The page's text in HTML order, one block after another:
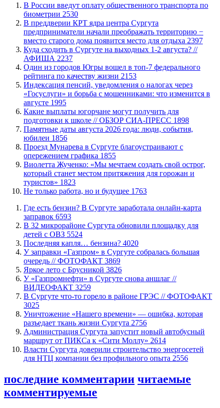
В России введут оплату общественного транспорта по
биометрии 2530
​В преддверии КРТ ядра центра Сургута
предприниматели начали преображать территорию −
вместо старого дома появится место для отдыха 2397
​Куда сходить в Сургуте на выходных 1-2 августа? //
АФИША 2237
Один из городов Югры вошел в топ-7 федерального
рейтинга по качеству жизни 2153
​Индексация пенсий, уведомления о налогах через
«Госуслуги» и борьба с мошенниками: что изменится в
августе 1995
Какие выплаты югорчане могут получить для
подготовки к школе // ОБЗОР СИА-ПРЕСС 1898
​Памятные даты августа 2026 года: люди, события,
юбилеи 1856
​Проезд Мунарева в Сургуте благоустраивают с
опережением графика 1855
Виолетта Жученко: «Мы мечтаем создать свой острог,
который станет местом притяжения для горожан и
туристов» 1823
​Не только работа, но и будущее 1763
​Где есть бензин? В Сургуте заработала онлайн-карта
заправок 6593
В 32 микрорайоне Сургута обновили площадку для
детей с ОВЗ 5524
​Последняя капля… бензина? 4020
​У заправки «Газпром» в Сургуте собралась большая
очередь // ФОТОФАКТ 3869
Яркое лето с Брусникой 3826
У «Газпромнефти» в Сургуте снова аншлаг //
ВИДЕОФАКТ 3259
​В Сургуте что-то горело в районе ГРЭС // ФОТОФАКТ
3025
​Уничтожение «Нашего времени» — ошибка, которая
разъедает ткань жизни Сургута 2756
​Администрация Сургута запустит новый автобусный
маршрут от ПИКСа к «Сити Моллу» 2614
Власти Сургута доверили строительство энергосетей
для НТЦ компании без профильного опыта 2556
последние комментарии читаемые
комментируемые